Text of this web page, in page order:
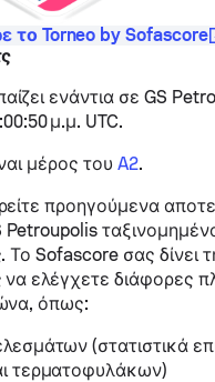
το Torneo by Sofascore
ενάντια σε GS
μ.μ. UTC.
μέρος τουA2.
προηγούμενα
Το Sofascore σας δίνει
να ελέγχετε διάφορες
όπως:
(στατιστικά
τερματοφυλάκων)